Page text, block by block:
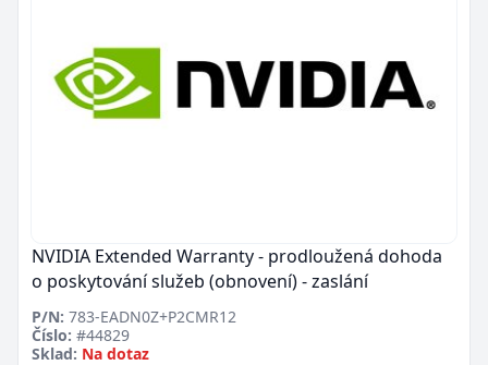
NVIDIA Extended Warranty - prodloužená dohoda
o poskytování služeb (obnovení) - zaslání
P/N: 783-EADN0Z+P2CMR12
Číslo: #44829
Sklad: Na dotaz